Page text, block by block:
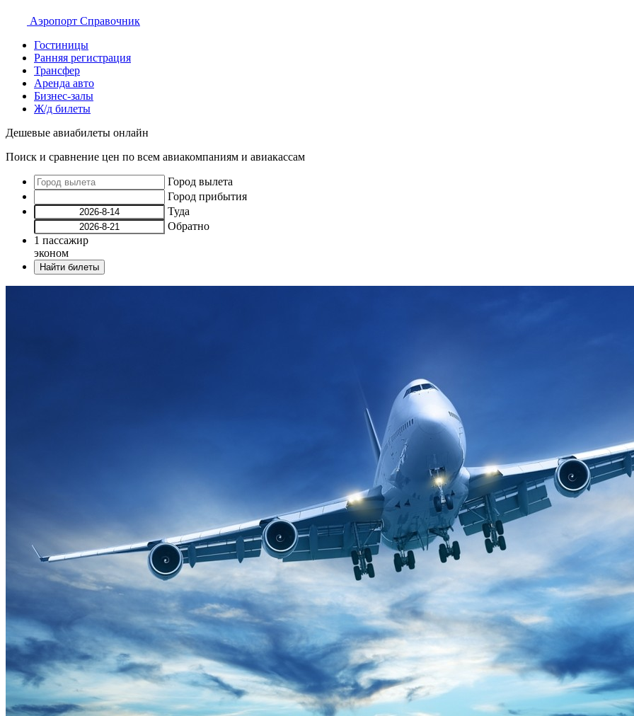
Аэропорт Справочник
Гостиницы
Ранняя регистрация
Трансфер
Аренда авто
Бизнес-залы
Ж/д билеты
Дешевые авиабилеты онлайн
Поиск и сравнение цен по всем авиакомпаниям и авиакассам
Город вылета
Город прибытия
Туда
Обратно
1 пассажир
эконом
Найти билеты